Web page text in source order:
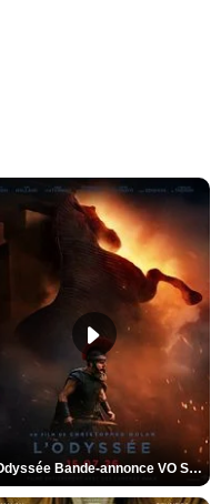
L'Odyssée Bande-annonce VO STFR